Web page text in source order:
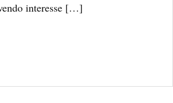
interesse […]